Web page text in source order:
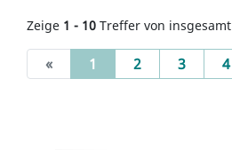
Zeige 1 - 10 Treffer von insgesamt
« 1 (current)
2 3 4